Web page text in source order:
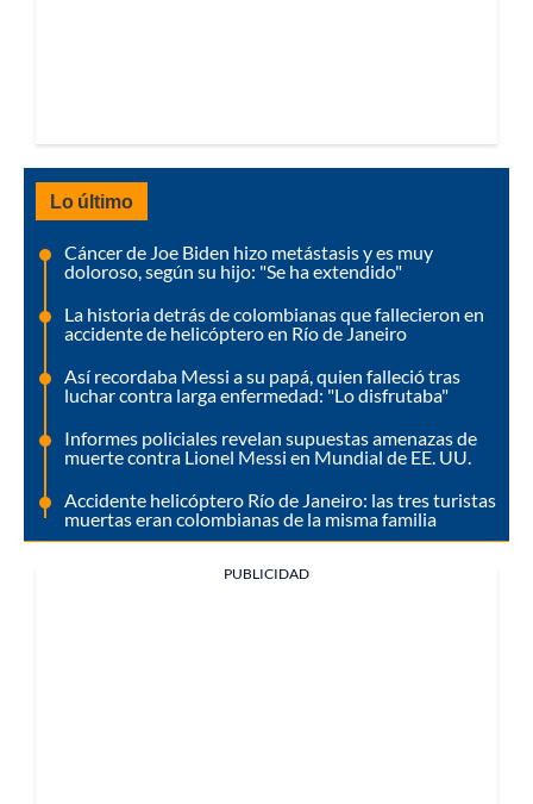
Lo último
Cáncer de Joe Biden hizo metástasis y es muy
doloroso, según su hijo: "Se ha extendido"
La historia detrás de colombianas que fallecieron en
accidente de helicóptero en Río de Janeiro
Así recordaba Messi a su papá, quien falleció tras
luchar contra larga enfermedad: "Lo disfrutaba"
Informes policiales revelan supuestas amenazas de
muerte contra Lionel Messi en Mundial de EE. UU.
Accidente helicóptero Río de Janeiro: las tres turistas
muertas eran colombianas de la misma familia
PUBLICIDAD